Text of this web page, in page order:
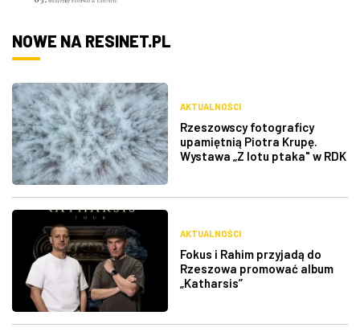
NOWE NA RESINET.PL
AKTUALNOŚCI
Rzeszowscy fotograficy
upamiętnią Piotra Krupę.
Wystawa „Z lotu ptaka" w RDK
AKTUALNOŚCI
Fokus i Rahim przyjadą do
Rzeszowa promować album
„Katharsis”